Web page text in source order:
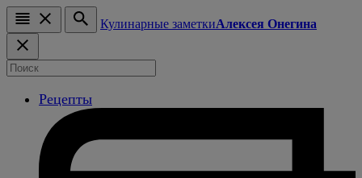
Кулинарные заметкиАлексея Онегина
Рецепты